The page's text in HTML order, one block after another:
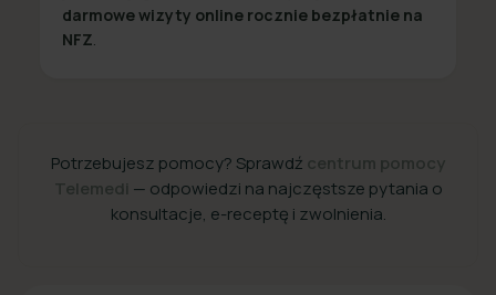
darmowe wizyty online rocznie bezpłatnie na
NFZ
Potrzebujesz pomocy? Sprawdź centrum pomocy
Telemedi — odpowiedzi na najczęstsze pytania o
konsultacje, e-receptę i zwolnienia.